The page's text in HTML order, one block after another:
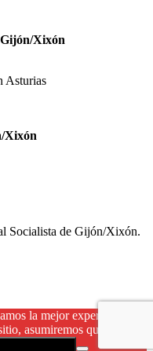
Xixón
Asturias
Xixón
Socialista de Gijón/Xixón.
la mejor experiencia en
asumiremos que estás de